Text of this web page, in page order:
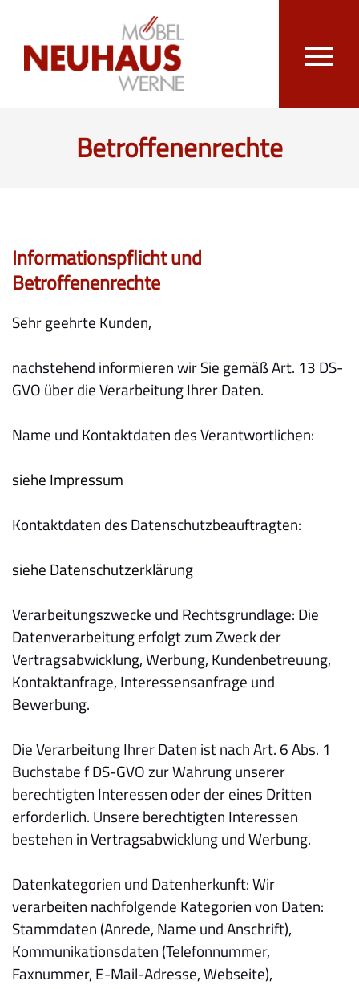
Betroffenenrechte
Informationspflicht und
Betroffenenrechte
Sehr geehrte Kunden,
nachstehend informieren wir Sie gemäß Art. 13 DS-
GVO über die Verarbeitung Ihrer Daten.
Name und Kontaktdaten des Verantwortlichen:
siehe Impressum
Kontaktdaten des Datenschutzbeauftragten:
siehe Datenschutzerklärung
Verarbeitungszwecke und Rechtsgrundlage: Die
Datenverarbeitung erfolgt zum Zweck der
Vertragsabwicklung, Werbung, Kundenbetreuung,
Kontaktanfrage, Interessensanfrage und
Bewerbung.
Die Verarbeitung Ihrer Daten ist nach Art. 6 Abs. 1
Buchstabe f DS-GVO zur Wahrung unserer
berechtigten Interessen oder der eines Dritten
erforderlich. Unsere berechtigten Interessen
bestehen in Vertragsabwicklung und Werbung.
Datenkategorien und Datenherkunft: Wir
verarbeiten nachfolgende Kategorien von Daten:
Stammdaten (Anrede, Name und Anschrift),
Kommunikationsdaten (Telefonnummer,
Faxnummer, E-Mail-Adresse, Webseite),